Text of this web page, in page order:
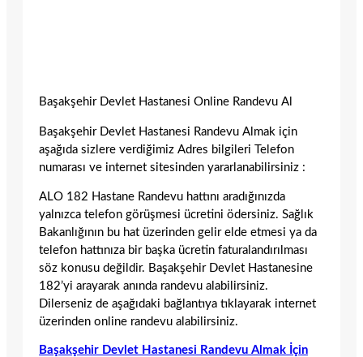
Başakşehir Devlet Hastanesi Online Randevu Al
Başakşehir Devlet Hastanesi Randevu Almak için
aşağıda sizlere verdiğimiz Adres bilgileri Telefon
numarası ve internet sitesinden yararlanabilirsiniz :
ALO 182 Hastane Randevu hattını aradığınızda
yalnızca telefon görüşmesi ücretini ödersiniz. Sağlık
Bakanlığının bu hat üzerinden gelir elde etmesi ya da
telefon hattınıza bir başka ücretin faturalandırılması
söz konusu değildir. Başakşehir Devlet Hastanesine
182’yi arayarak anında randevu alabilirsiniz.
Dilerseniz de aşağıdaki bağlantıya tıklayarak internet
üzerinden online randevu alabilirsiniz.
Başakşehir Devlet Hastanesi Randevu Almak İçin